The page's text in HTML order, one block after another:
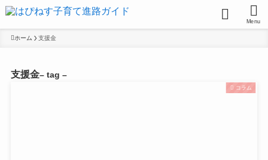
Menu
ホーム 支援金
支援金– tag –
コラム